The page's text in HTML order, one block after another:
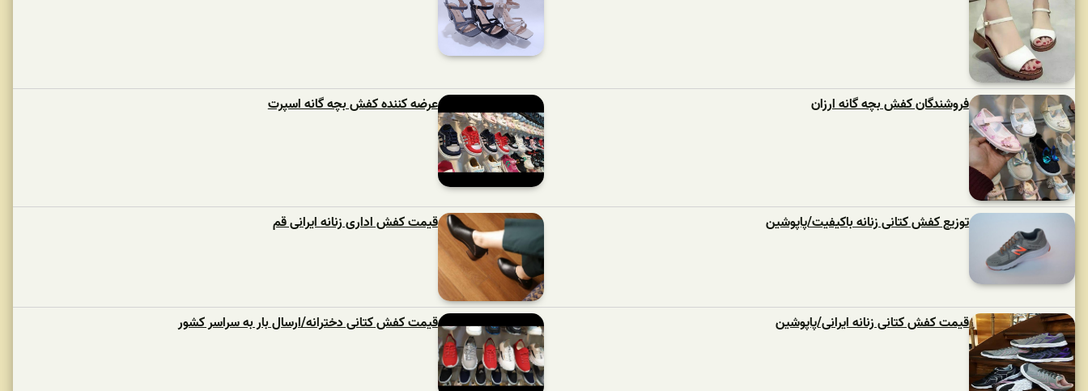
فروشندگان کفش بچه گانه ارزان عرضه کننده کفش بچه گانه اسپرت
توزیع کفش کتانی زنانه باکیفیت/پاپوشین قیمت کفش اداری زنانه ایرانی قم
قیمت کفش کتانی زنانه ایرانی/پاپوشین قیمت کفش کتانی دخترانه/ارسال بار به سراسر کشور